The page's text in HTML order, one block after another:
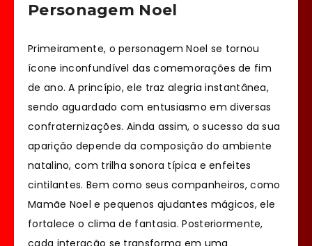
Personagem Noel
Primeiramente, o personagem Noel se tornou
ícone inconfundível das comemorações de fim
de ano. A princípio, ele traz alegria instantânea,
sendo aguardado com entusiasmo em diversas
confraternizações. Ainda assim, o sucesso da sua
aparição depende da composição do ambiente
natalino, com trilha sonora típica e enfeites
cintilantes. Bem como seus companheiros, como
Mamãe Noel e pequenos ajudantes mágicos, ele
fortalece o clima de fantasia. Posteriormente,